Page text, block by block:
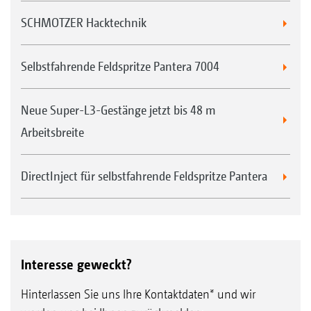
Pflanzenschutzmitteln
Stellt der Fahrer der Pantera z. B. auf einer
von DirectInject aktivieren. Zur Spritzflüssigkeit
zusätzliche Produkt aus dem DirectInject-Tank
SCHMOTZER Hacktechnik
Selbstfahrende Feldspritze Pantera 7004
Neue Super-L3-Gestänge jetzt bis 48 m
Arbeitsbreite
DirectInject für selbstfahrende Feldspritze Pantera
Interesse geweckt?
Hinterlassen Sie uns Ihre Kontaktdaten* und wir